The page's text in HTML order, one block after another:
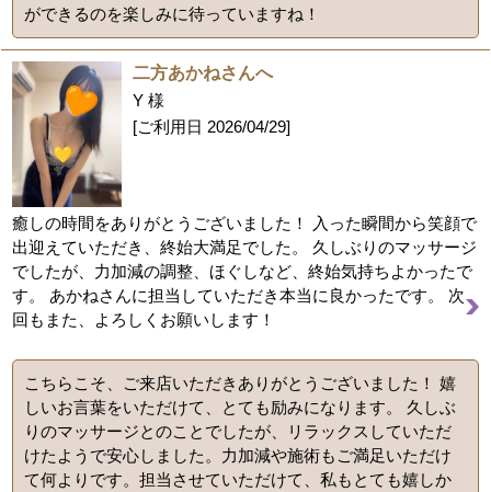
ができるのを楽しみに待っていますね！
二方あかねさんへ
Y 様
[ご利用日 2026/04/29]
癒しの時間をありがとうございました！ 入った瞬間から笑顔で
出迎えていただき、終始大満足でした。 久しぶりのマッサージ
でしたが、力加減の調整、ほぐしなど、終始気持ちよかったで
す。 あかねさんに担当していただき本当に良かったです。 次
回もまた、よろしくお願いします！
こちらこそ、ご来店いただきありがとうございました！ 嬉
しいお言葉をいただけて、とても励みになります。 久しぶ
りのマッサージとのことでしたが、リラックスしていただ
けたようで安心しました。力加減や施術もご満足いただけ
て何よりです。担当させていただけて、私もとても嬉しか